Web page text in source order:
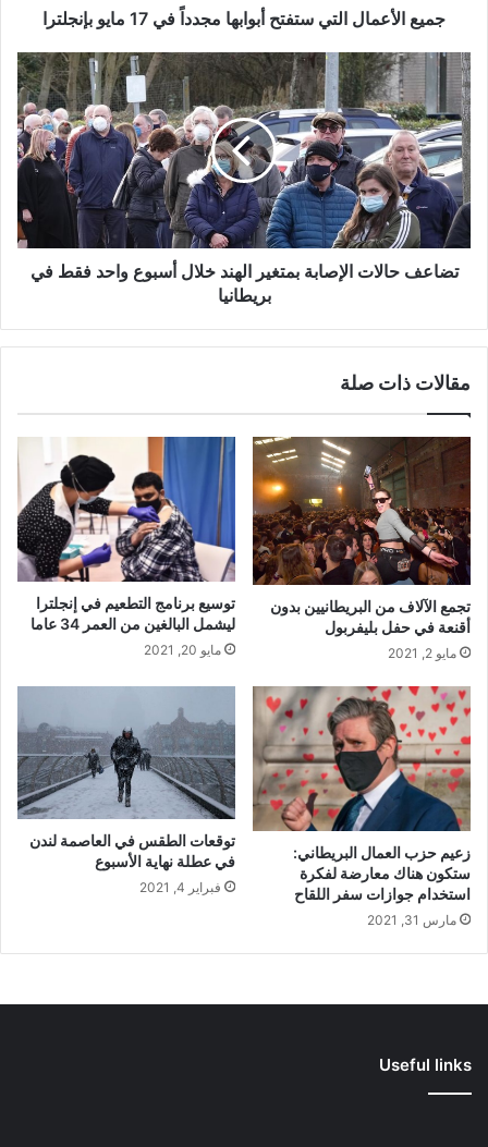
بإنجلتراجميع الأعمال التي ستفتح أبوابها مجدداً في 17 مايو بإنجلترا
تضاعف
حالات
الإصابة
بمتغير
الهند
خلال
أسبوع
واحد
فقط
فيتضاعف حالات الإصابة بمتغير الهند خلال أسبوع واحد فقط في
بريطانيا
مقالات ذات صلة
تجمع الآلاف من البريطانيين بدون
أقنعة في حفل بليفربول
مايو 2, 2021
توسيع برنامج التطعيم في إنجلترا
ليشمل البالغين من العمر 34 عاما
مايو 20, 2021
زعيم حزب العمال البريطاني:
ستكون هناك معارضة لفكرة
استخدام جوازات سفر اللقاح
مارس 31, 2021
توقعات الطقس في العاصمة لندن
في عطلة نهاية الأسبوع
فبراير 4, 2021
Useful links